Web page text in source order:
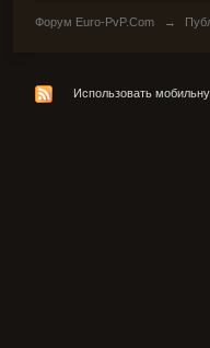
Форум Euro-PvP.Com →
Использовать